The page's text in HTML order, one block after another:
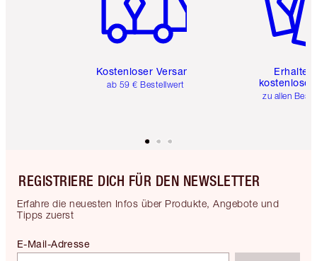
Kostenloser Versand
ab 59 € Bestellwert
Erhalte
kostenlose
zu allen
REGISTRIERE DICH FÜR DEN NEWSLETTER
Erfahre die neuesten Infos über Produkte, Angebote und
Tipps zuerst
E-Mail-Adresse